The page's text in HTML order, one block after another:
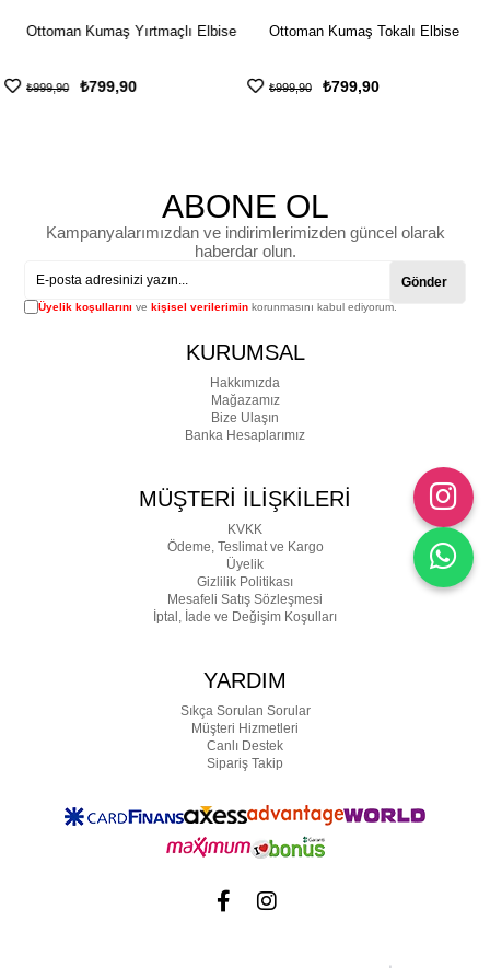
Ottoman Kumaş Yırtmaçlı Elbise
₺799,90
₺999,90
Ottoman Kumaş Tokalı Elbise
₺799,90
₺999,90
ABONE OL
Kampanyalarımızdan ve indirimlerimizden güncel olarak
haberdar olun.
Gönder
Üyelik koşullarını vekişisel verilerimin korunmasını kabul ediyorum.
KURUMSAL
Hakkımızda
Mağazamız
Bize Ulaşın
Banka Hesaplarımız
MÜŞTERİ İLİŞKİLERİ
KVKK
Ödeme, Teslimat ve Kargo
Üyelik
Gizlilik Politikası
Mesafeli Satış Sözleşmesi
İptal, İade ve Değişim Koşulları
YARDIM
Sıkça Sorulan Sorular
Müşteri Hizmetleri
Canlı Destek
Sipariş Takip